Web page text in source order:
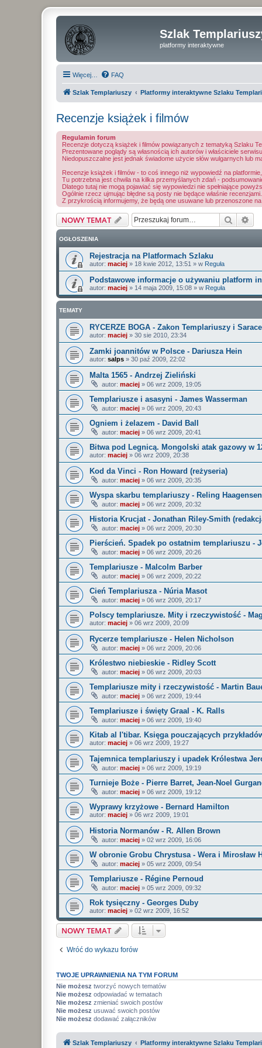
Szlak
platformy interaktywne
Więcej… FAQ
Szlak Templariuszy Platformy interaktywne Szlaku
Recenzje książek i filmów
Regulamin forum
Recenzje dotyczą książek i filmów powiązanych z tematyką Szlaku
Prezentowane poglądy są własnością ich autorów i właściciele
Niedopuszczalne jest jednak świadome użycie słów wulgarnych lub
Recenzje książek i filmów - to coś innego niż wypowiedź na
Tu potrzebna jest chwila na kilka przemyślanych zdań -
Dlatego tutaj nie mogą pojawiać się wypowiedzi nie spełniające
Ogólnie rzecz ujmując błędne są posty nie będące właśnie recenzjami.
Z przykrością informujemy, że będą one usuwane lub przenoszone
NOWY TEMAT Szukaj
OGŁOSZENIA
Rejestracja na Platformach Szlaku
autor: maciej » 18 kwie 2012, 13:51 » w Reguła
Podstawowe informacje o używaniu platform
autor: maciej » 14 maja 2009, 15:08 » w Reguła
TEMATY
RYCERZE BOGA - Zakon Templariuszy i
autor: maciej » 30 sie 2010, 23:34
Zamki joannitów w Polsce - Dariusza Hein
autor: salps » 30 paź 2009, 22:02
Malta 1565 - Andrzej Zieliński
autor: maciej » 06 wrz 2009, 19:05
Templariusze i asasyni - James Wasserman
autor: maciej » 06 wrz 2009, 20:43
Ogniem i żelazem - David Ball
autor: maciej » 06 wrz 2009, 20:41
Bitwa pod Legnicą. Mongolski atak gazowy w
autor: maciej » 06 wrz 2009, 20:38
Kod da Vinci - Ron Howard (reżyseria)
autor: maciej » 06 wrz 2009, 20:35
Wyspa skarbu templariuszy - Reling
autor: maciej » 06 wrz 2009, 20:32
Historia Krucjat - Jonathan Riley-Smith
autor: maciej » 06 wrz 2009, 20:30
Pierścień. Spadek po ostatnim templariuszu -
autor: maciej » 06 wrz 2009, 20:26
Templariusze - Malcolm Barber
autor: maciej » 06 wrz 2009, 20:22
Cień Templariusza - Núria Masot
autor: maciej » 06 wrz 2009, 20:17
Polscy templariusze. Mity i rzeczywistość -
autor: maciej » 06 wrz 2009, 20:09
Rycerze templariusze - Helen Nicholson
autor: maciej » 06 wrz 2009, 20:06
Królestwo niebieskie - Ridley Scott
autor: maciej » 06 wrz 2009, 20:03
Templariusze mity i rzeczywistość - Martin
autor: maciej » 06 wrz 2009, 19:44
Templariusze i święty Graal - K. Ralls
autor: maciej » 06 wrz 2009, 19:40
Kitab al I'tibar. Księga pouczających
autor: maciej » 06 wrz 2009, 19:27
Tajemnica templariuszy i upadek Królestwa
autor: maciej » 06 wrz 2009, 19:19
Turnieje Boże - Pierre Barret, Jean-Noel
autor: maciej » 06 wrz 2009, 19:12
Wyprawy krzyżowe - Bernard Hamilton
autor: maciej » 06 wrz 2009, 19:01
Historia Normanów - R. Allen Brown
autor: maciej » 02 wrz 2009, 16:06
W obronie Grobu Chrystusa - Wera i Mirosław
autor: maciej » 05 wrz 2009, 09:54
Templariusze - Régine Pernoud
autor: maciej » 05 wrz 2009, 09:32
Rok tysięczny - Georges Duby
autor: maciej » 02 wrz 2009, 16:52
NOWY TEMAT
Wróć do wykazu forów
TWOJE UPRAWNIENIA NA TYM FORUM
Nie możesz tworzyć nowych tematów
Nie możesz odpowiadać w tematach
Nie możesz zmieniać swoich postów
Nie możesz usuwać swoich postów
Nie możesz dodawać załączników
Szlak Templariuszy Platformy interaktywne Szlaku